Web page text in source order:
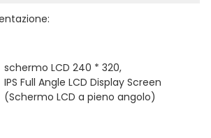
schermo LCD 240 * 320,
IPS Full Angle LCD Display Screen
(Schermo LCD a pieno angolo)